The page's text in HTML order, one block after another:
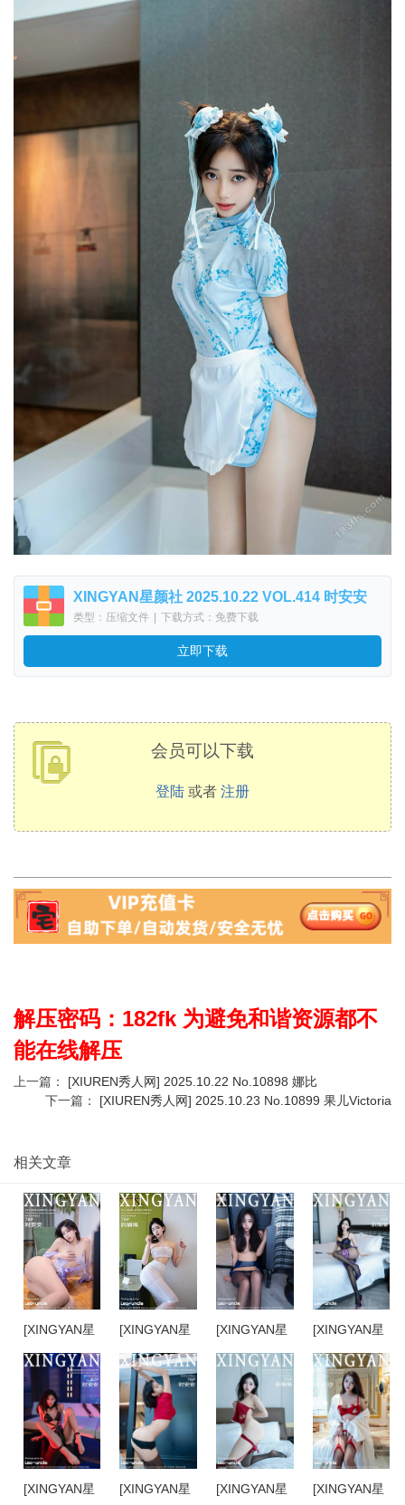
XINGYAN星颜社 2025.10.22 VOL.414 时安安
类型：压缩文件 下载方式：免费下载
立即下载
会员可以下载
登陆 或者 注册
解压密码：182fk 为避免和谐资源都不
能在线解压
上一篇： [XIUREN秀人网] 2025.10.22 No.10898 娜比
下一篇： [XIUREN秀人网] 2025.10.23 No.10899 果儿Victoria
相关文章
[XINGYAN星
颜社]
2026.02.04
VOL.460 时
安安
[XINGYAN星
颜社]
2026.01.29
VOL.459 阮
福福
[XINGYAN星
颜社]
2026.01.28
VOL.458 时
安安
[XINGYAN星
颜社]
2026.01.22
VOL.457 阮
福福
[XINGYAN星 [XINGYAN星 [XINGYAN星 [XINGYAN星